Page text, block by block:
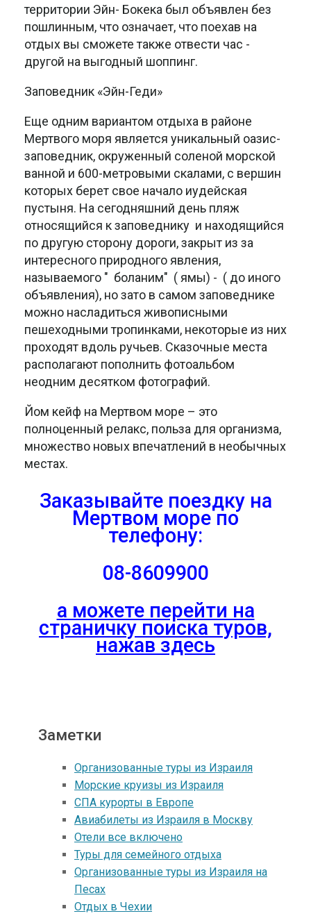
территории Эйн- Бокека был объявлен без
пошлинным, что означает, что поехав на
отдых вы сможете также отвести час -
другой на выгодный шоппинг.
Заповедник «Эйн-Геди»
Еще одним вариантом отдыха в районе
Мертвого моря является уникальный оазис-
заповедник, окруженный соленой морской
ванной и 600-метровыми скалами, с вершин
которых берет свое начало иудейская
пустыня. На сегодняшний день пляж
относящийся к заповеднику и находящийся
по другую сторону дороги, закрыт из за
интересного природного явления,
называемого " боланим" ( ямы) - ( до иного
объявления), но зато в самом заповеднике
можно насладиться живописными
пешеходными тропинками, некоторые из них
проходят вдоль ручьев. Сказочные места
располагают пополнить фотоальбом
неодним десятком фотографий.
Йом кейф на Мертвом море – это
полноценный релакс, польза для организма,
множество новых впечатлений в необычных
местах.
Заказывайте поездку на
Мертвом море по
телефону:
08-8609900
а можете перейти на
страничку поиска туров,
нажав здесь
Заметки
Организованные туры из Израиля
Морские круизы из Израиля
СПА курорты в Европе
Авиабилеты из Израиля в Москву
Отели все включено
Туры для семейного отдыха
Организованные туры из Израиля на
Песах
Отдых в Чехии